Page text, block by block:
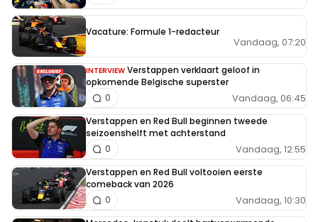
Vacature: Formule 1-redacteur
Vandaag, 07:20
INTERVIEW Verstappen verklaart geloof in
opkomende Belgische superster
Vandaag, 06:45
0
Verstappen en Red Bull beginnen tweede
seizoenshelft met achterstand
Vandaag, 12:55
0
Verstappen en Red Bull voltooien eerste
comeback van 2026
Vandaag, 10:30
0